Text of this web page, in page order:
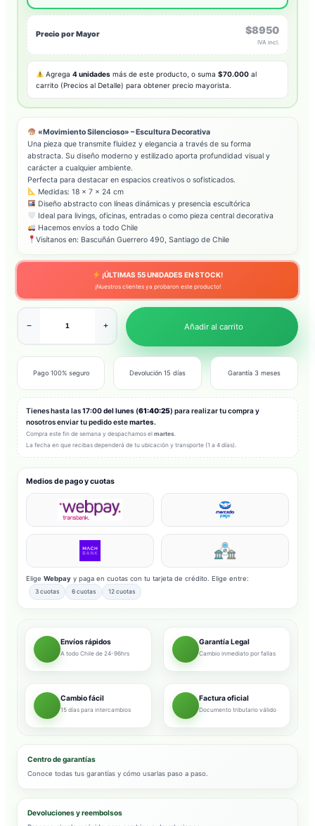
Precio por Mayor $8950
IVA incl.
Agrega4 unidades más de este producto, o suma$70.000 al
carrito (Precios al Detalle) para obtener precio mayorista.
«Movimiento Silencioso» – Escultura Decorativa
Una pieza que transmite fluidez y elegancia a través de su forma
abstracta. Su diseño moderno y estilizado aporta profundidad visual y
carácter a cualquier ambiente.
Perfecta para destacar en espacios creativos o sofisticados.
Medidas: 18 x 7 x 24 cm
Diseño abstracto con líneas dinámicas y presencia escultórica
Ideal para livings, oficinas, entradas o como pieza central decorativa
Hacemos envíos a todo Chile
Visítanos en: Bascuñán Guerrero 490, Santiago de Chile
¡ÚLTIMAS 55UNIDADES EN STOCK!
¡Nuestros clientes ya probaron este producto!
− + Añadir al carrito
Pago 100% seguro Devolución 15 días Garantía 3 meses
Tienes hasta las17:00 del lunes (61:40:23) para realizar tu compra y
nosotros enviar tu pedido estemartes.
Compra este fin de semana y despachamos el martes
La fecha en que recibas dependerá de tu ubicación y transporte (1 a 4 días).
Medios de pago y cuotas
Elige Webpay y paga en cuotas con tu tarjeta de crédito. Elige entre:
3 cuotas 6 cuotas 12 cuotas
Envíos rápidos
A todo Chile de 24-96hrs
Garantía Legal
Cambio inmediato por fallas
Cambio fácil
15 días para intercambios
Factura oficial
Documento tributario válido
Centro de garantías
Conoce todas tus garantías y cómo usarlas paso a paso.
Devoluciones y reembolsos